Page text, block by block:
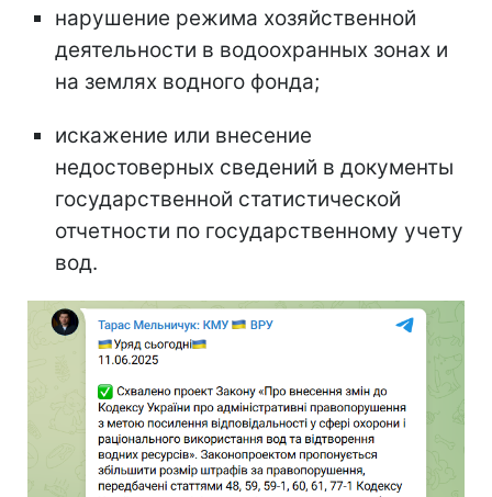
нарушение режима хозяйственной
деятельности в водоохранных зонах и
на землях водного фонда;
искажение или внесение
недостоверных сведений в документы
государственной статистической
отчетности по государственному учету
вод.